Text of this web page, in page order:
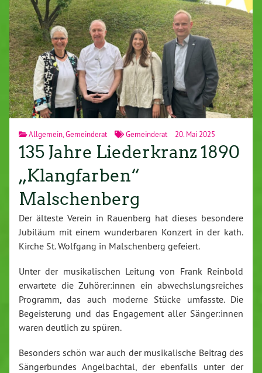
Allgemein Gemeinderat Gemeinderat 20. Mai 2025
135 Jahre Liederkranz 1890
„Klangfarben“
Malschenberg
Der älteste Verein in Rauenberg hat dieses besondere
Jubiläum mit einem wunderbaren Konzert in der kath.
Kirche St. Wolfgang in Malschenberg gefeiert.
Unter der musikalischen Leitung von Frank Reinbold
erwartete die Zuhörer:innen ein abwechslungsreiches
Programm, das auch moderne Stücke umfasste. Die
Begeisterung und das Engagement aller Sänger:innen
waren deutlich zu spüren.
Besonders schön war auch der musikalische Beitrag des
Sängerbundes Angelbachtal, der ebenfalls unter der